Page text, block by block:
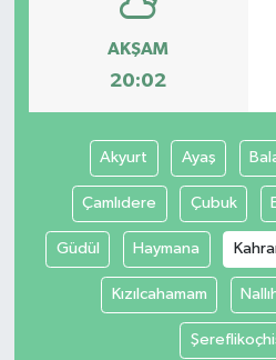
AKŞAM
20:02
Akyurt Ayaş
Çamlıdere Çubuk
Güdül Haymana
Kızılcahamam